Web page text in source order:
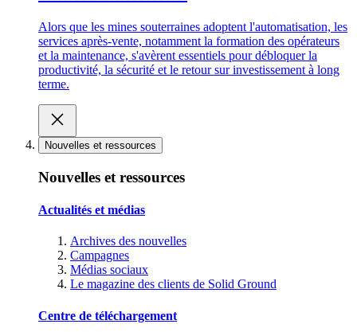
Alors que les mines souterraines adoptent l'automatisation, les
services après-vente, notamment la formation des opérateurs
et la maintenance, s'avèrent essentiels pour débloquer la
productivité, la sécurité et le retour sur investissement à long
terme.
Nouvelles et ressources
Nouvelles et ressources
Actualités et médias
Archives des nouvelles
Campagnes
Médias sociaux
Le magazine des clients de Solid Ground
Centre de téléchargement